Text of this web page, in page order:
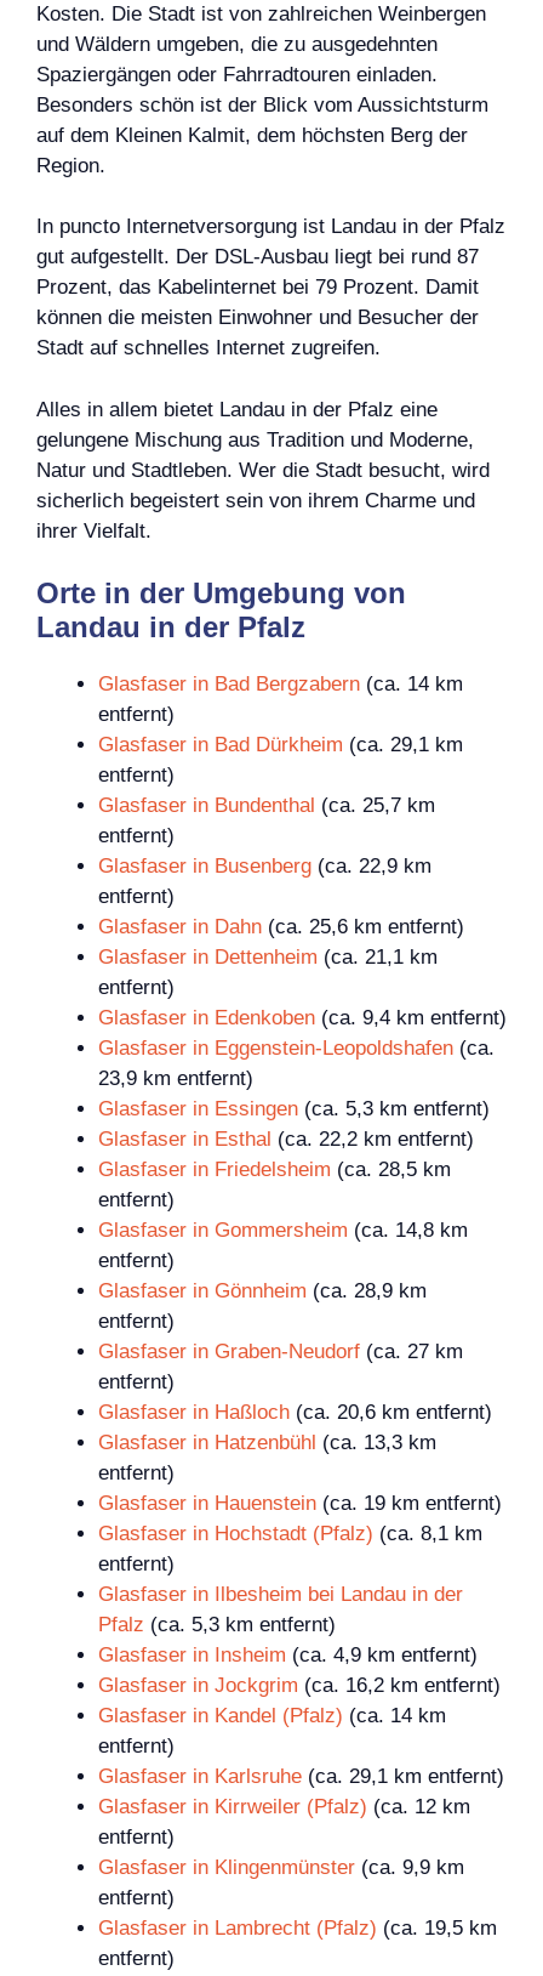
Kosten. Die Stadt ist von zahlreichen Weinbergen
und Wäldern umgeben, die zu ausgedehnten
Spaziergängen oder Fahrradtouren einladen.
Besonders schön ist der Blick vom Aussichtsturm
auf dem Kleinen Kalmit, dem höchsten Berg der
Region.
In puncto Internetversorgung ist Landau in der Pfalz
gut aufgestellt. Der DSL-Ausbau liegt bei rund 87
Prozent, das Kabelinternet bei 79 Prozent. Damit
können die meisten Einwohner und Besucher der
Stadt auf schnelles Internet zugreifen.
Alles in allem bietet Landau in der Pfalz eine
gelungene Mischung aus Tradition und Moderne,
Natur und Stadtleben. Wer die Stadt besucht, wird
sicherlich begeistert sein von ihrem Charme und
ihrer Vielfalt.
Orte in der Umgebung von
Landau in der Pfalz
Glasfaser in Bad Bergzabern (ca. 14 km
entfernt)
Glasfaser in Bad Dürkheim (ca. 29,1 km
entfernt)
Glasfaser in Bundenthal (ca. 25,7 km
entfernt)
Glasfaser in Busenberg (ca. 22,9 km
entfernt)
Glasfaser in Dahn (ca. 25,6 km entfernt)
Glasfaser in Dettenheim (ca. 21,1 km
entfernt)
Glasfaser in Edenkoben (ca. 9,4 km entfernt)
Glasfaser in Eggenstein-Leopoldshafen (ca.
23,9 km entfernt)
Glasfaser in Essingen (ca. 5,3 km entfernt)
Glasfaser in Esthal (ca. 22,2 km entfernt)
Glasfaser in Friedelsheim (ca. 28,5 km
entfernt)
Glasfaser in Gommersheim (ca. 14,8 km
entfernt)
Glasfaser in Gönnheim (ca. 28,9 km
entfernt)
Glasfaser in Graben-Neudorf (ca. 27 km
entfernt)
Glasfaser in Haßloch (ca. 20,6 km entfernt)
Glasfaser in Hatzenbühl (ca. 13,3 km
entfernt)
Glasfaser in Hauenstein (ca. 19 km entfernt)
Glasfaser in Hochstadt (Pfalz) (ca. 8,1 km
entfernt)
Glasfaser in Ilbesheim bei Landau in der
Pfalz (ca. 5,3 km entfernt)
Glasfaser in Insheim (ca. 4,9 km entfernt)
Glasfaser in Jockgrim (ca. 16,2 km entfernt)
Glasfaser in Kandel (Pfalz) (ca. 14 km
entfernt)
Glasfaser in Karlsruhe (ca. 29,1 km entfernt)
Glasfaser in Kirrweiler (Pfalz) (ca. 12 km
entfernt)
Glasfaser in Klingenmünster (ca. 9,9 km
entfernt)
Glasfaser in Lambrecht (Pfalz) (ca. 19,5 km
entfernt)